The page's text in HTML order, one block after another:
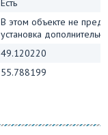
Есть
В этом объекте не
установка
49.120220
55.788199